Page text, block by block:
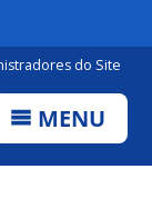
do Site
MENU